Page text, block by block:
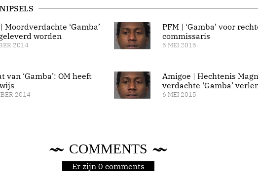
Moordverdachte ‘Gamba’
worden
2014
van ‘Gamba’: OM heeft
2014
PFM | ‘Gamba’ voor
commissaris
5 MEI 2015
Amigoe | Hechtenis
verdachte ‘Gamba’
6 MEI 2015
COMMENTS
Er zijn 0 comments